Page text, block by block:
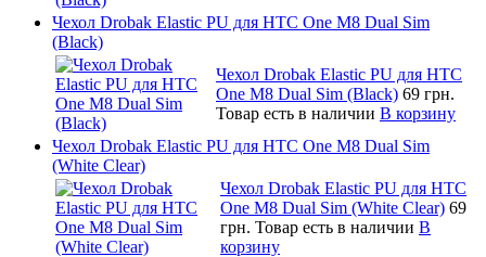
Чехол Drobak Elastic PU для HTC One M8 Dual Sim
(Black)
Чехол Drobak Elastic PU для HTC
One M8 Dual Sim (Black) 69 грн.
Товар есть в наличии В корзину
Чехол Drobak Elastic PU для HTC One M8 Dual Sim
(White Clear)
Чехол Drobak Elastic PU для HTC
One M8 Dual Sim (White Clear) 69
грн. Товар есть в наличии В
корзину